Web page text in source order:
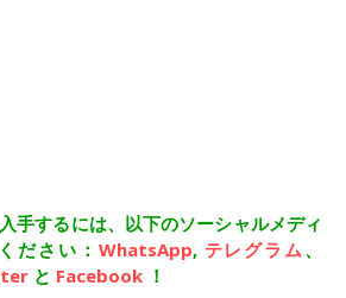
手するには、以下のソーシャルメディ
ださい： WhatsApp, テレグラム、
と Facebook ！